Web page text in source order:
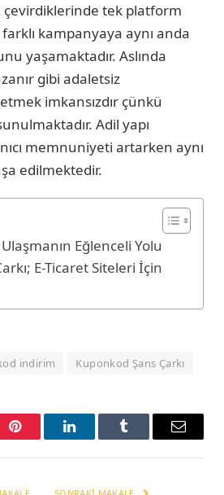
çevirdiklerinde tek platform
kampanyaya aynı anda
yaşamaktadır. Aslında
gibi adaletsiz
imkansızdır çünkü
Adil yapı
memnuniyeti artarken aynı
edilmektedir.
Eğlenceli Yolu
E-Ticaret Siteleri İçin
indirim Kuponkod Şans Çarkı
Pinterest LinkedInTumblr Email